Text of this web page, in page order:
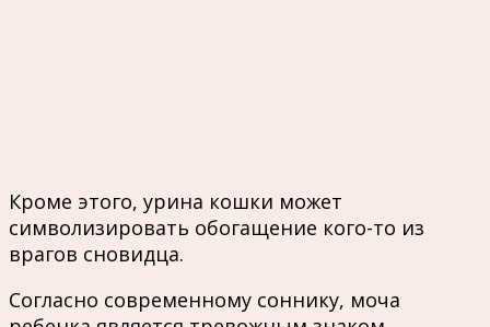
Кроме этого, урина кошки может
символизировать обогащение кого-то из
врагов сновидца.
Согласно современному соннику, моча